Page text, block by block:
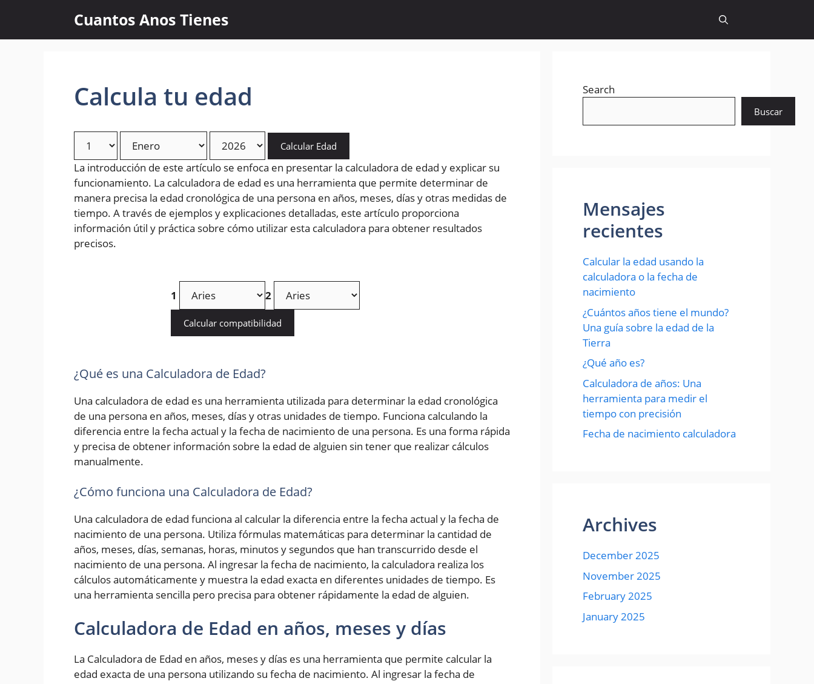
content
Cuantos Anos Tienes
Calcula tu edad
Calcular Edad
La introducción de este artículo se enfoca en presentar la calculadora de edad y explicar su
funcionamiento. La calculadora de edad es una herramienta que permite determinar de
manera precisa la edad cronológica de una persona en años, meses, días y otras medidas de
tiempo. A través de ejemplos y explicaciones detalladas, este artículo proporciona
información útil y práctica sobre cómo utilizar esta calculadora para obtener resultados
precisos.
1 2
Calcular compatibilidad
¿Qué es una Calculadora de Edad?
Una calculadora de edad es una herramienta utilizada para determinar la edad cronológica
de una persona en años, meses, días y otras unidades de tiempo. Funciona calculando la
diferencia entre la fecha actual y la fecha de nacimiento de una persona. Es una forma rápida
y precisa de obtener información sobre la edad de alguien sin tener que realizar cálculos
manualmente.
¿Cómo funciona una Calculadora de Edad?
Una calculadora de edad funciona al calcular la diferencia entre la fecha actual y la fecha de
nacimiento de una persona. Utiliza fórmulas matemáticas para determinar la cantidad de
años, meses, días, semanas, horas, minutos y segundos que han transcurrido desde el
nacimiento de una persona. Al ingresar la fecha de nacimiento, la calculadora realiza los
cálculos automáticamente y muestra la edad exacta en diferentes unidades de tiempo. Es
una herramienta sencilla pero precisa para obtener rápidamente la edad de alguien.
Calculadora de Edad en años, meses y días
La Calculadora de Edad en años, meses y días es una herramienta que permite calcular la
edad exacta de una persona utilizando su fecha de nacimiento. Al ingresar la fecha de
Search
Buscar
Mensajes
recientes
Calcular la edad usando la
calculadora o la fecha de
nacimiento
¿Cuántos años tiene el mundo?
Una guía sobre la edad de la
Tierra
¿Qué año es?
Calculadora de años: Una
herramienta para medir el
tiempo con precisión
Fecha de nacimiento calculadora
Archives
December 2025
November 2025
February 2025
January 2025